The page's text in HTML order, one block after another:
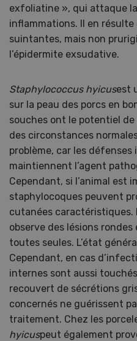
exfoliatine », qui attaque
inflammations. Il en
suintantes, mais non
l’épidermite exsudative.
Staphylococcus hyicusest
sur la peau des porcs en
souches ont le potentiel
des circonstances
problème, car les
maintiennent l’agent
Cependant, si l’animal est
staphylocoques peuvent
cutanées caractéristiques.
observe des lésions
toutes seules. L’état
Cependant, en cas
internes sont aussi
recouvert de sécrétions
concernés ne guérissent
traitement. Chez les
hyicuspeut également